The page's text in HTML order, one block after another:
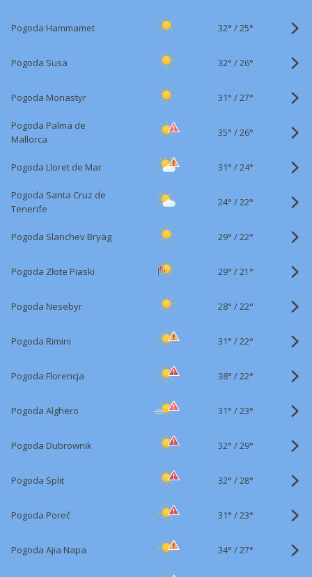
Pogoda Hammamet 32° /25°
Pogoda Susa 32° /26°
Pogoda Monastyr 31° /27°
Pogoda Palma de
Mallorca
35° /26°
Pogoda Lloret de Mar 31° /24°
Pogoda Santa Cruz de
Tenerife
24° /22°
Pogoda Slanchev Bryag 29° /22°
Pogoda Złote Piaski 29° /21°
Pogoda Nesebyr 28° /22°
Pogoda Rimini 31° /22°
Pogoda Florencja 38° /22°
Pogoda Alghero 31° /23°
Pogoda Dubrownik 32° /29°
Pogoda Split 32° /28°
Pogoda Poreč 31° /23°
Pogoda Ajia Napa 34° /27°